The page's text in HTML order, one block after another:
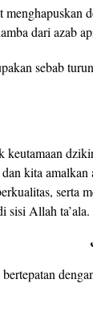
dari azab
sebab
keutamaan
kita amalkan
serta
sisi Allah ta’ala.